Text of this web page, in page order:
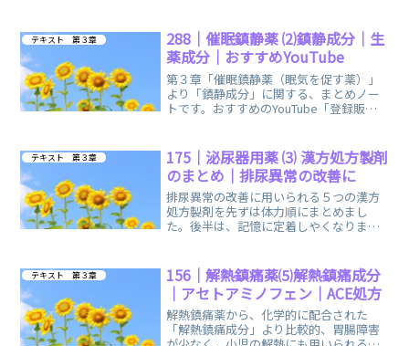
テキスト 第３章
288｜催眠鎮静薬 ⑵鎮静成分｜生
薬成分｜おすすめYouTube
第３章「催眠鎮静薬（眠気を促す薬）」
より「鎮静成分」に関する、まとめノー
トです。おすすめのYouTube「登録販売
テキスト 第３章
175｜泌尿器用薬 ⑶ 漢方処方製剤
のまとめ｜排尿異常の改善に
排尿異常の改善に用いられる５つの漢方
処方製剤を先ずは体力順にまとめまし
た。後半は、記憶に定着しやくなります
テキスト 第３章
156｜解熱鎮痛薬⑸解熱鎮痛成分
｜アセトアミノフェン｜ACE処方
解熱鎮痛薬から、化学的に配合された
「解熱鎮痛成分」より比較的、胃腸障害